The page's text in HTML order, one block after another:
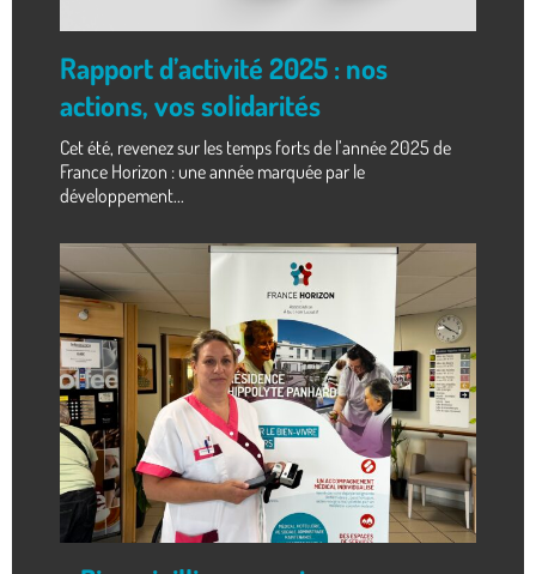
Rapport d’activité 2025 : nos
actions, vos solidarités
Cet été, revenez sur les temps forts de l’année 2025 de
France Horizon : une année marquée par le
développement...